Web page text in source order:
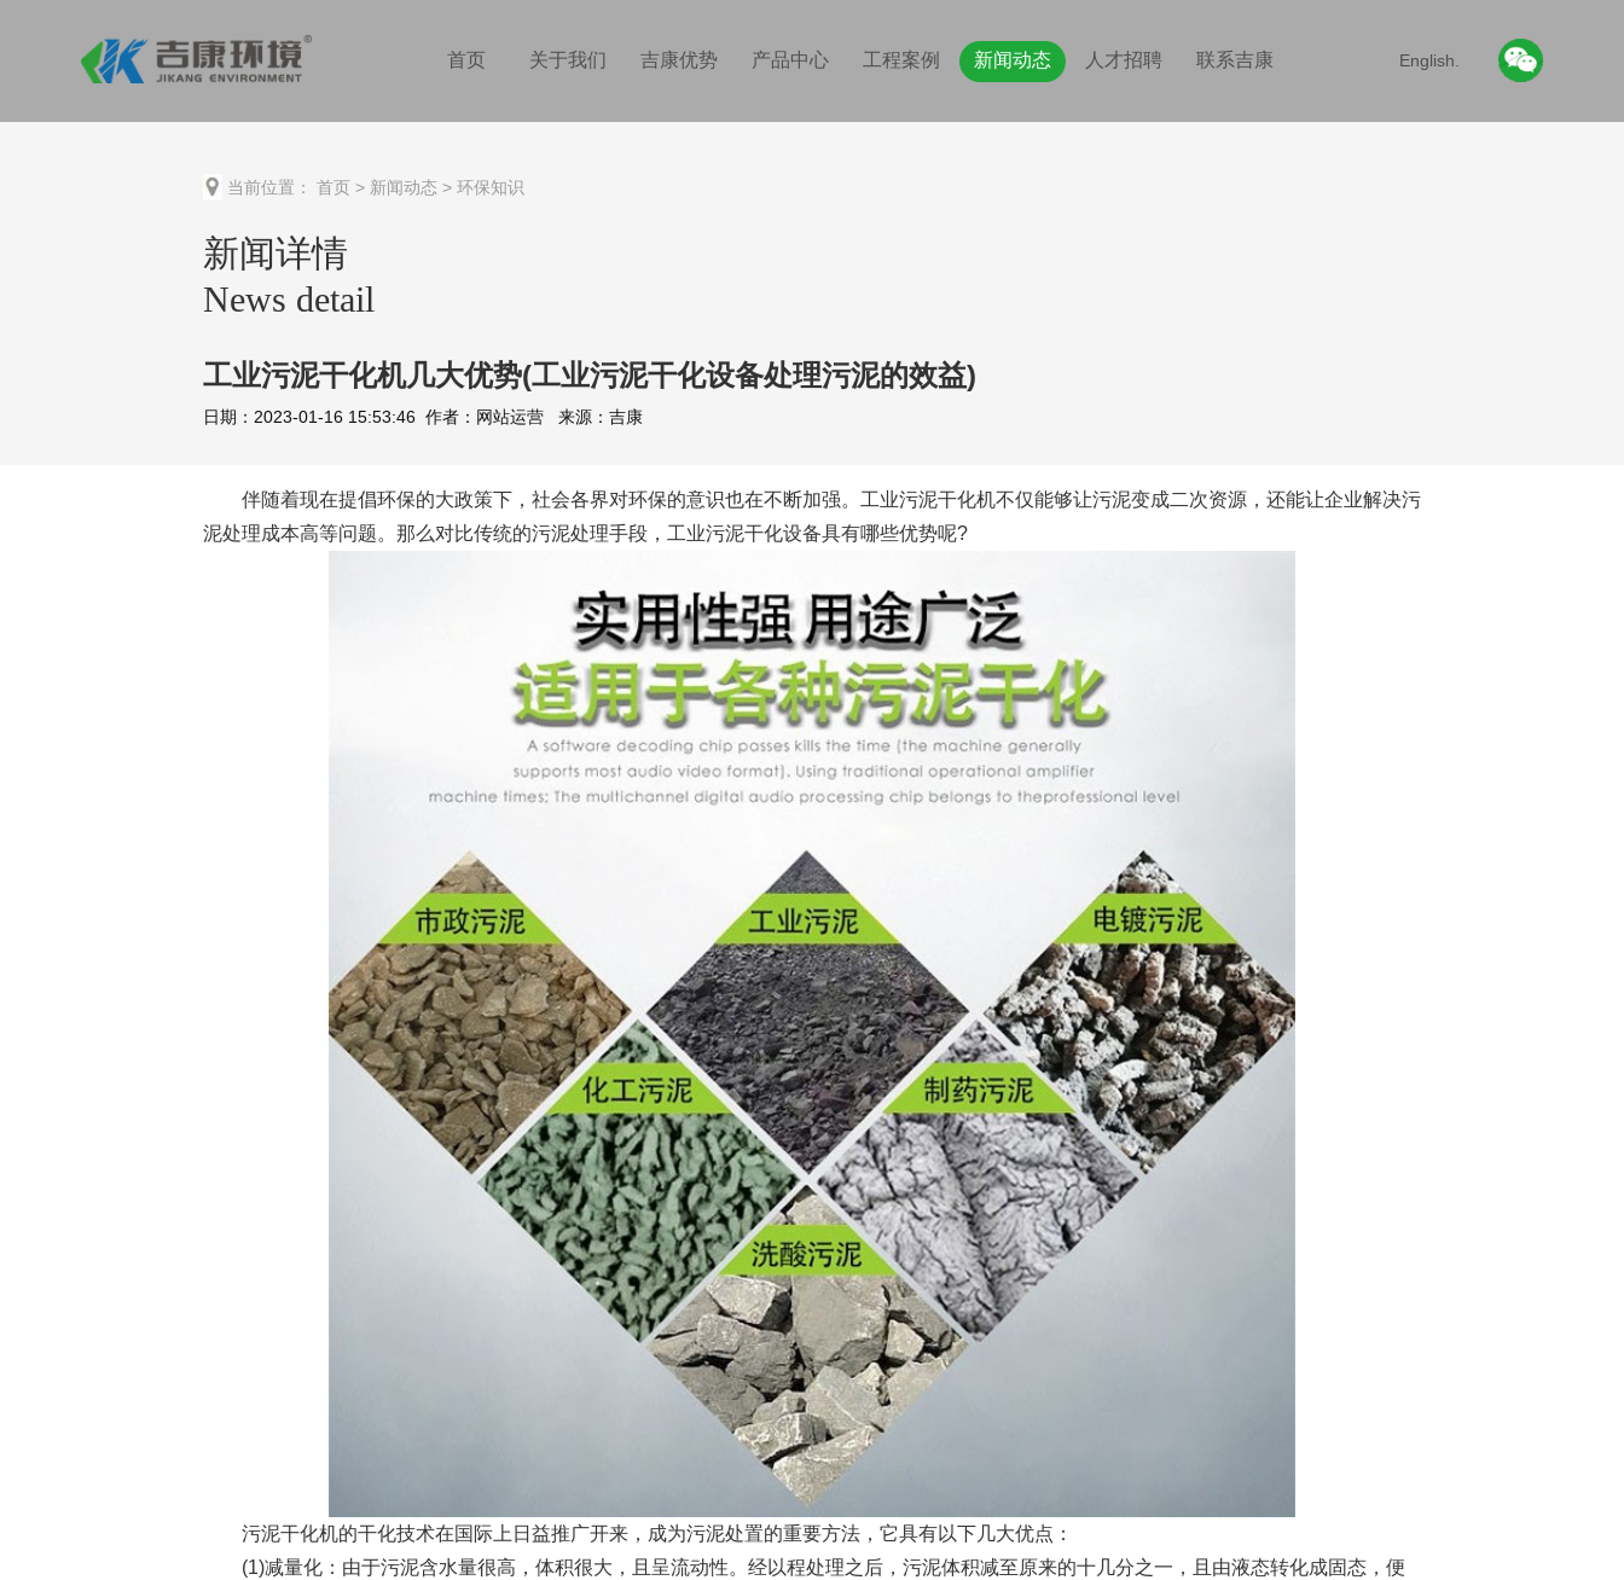
首页 关于我们 吉康优势 产品中心 工程案例 新闻动态 人才招聘 联系吉康 English.
当前位置： 首页 > 新闻动态 > 环保知识
新闻详情
News detail
工业污泥干化机几大优势(工业污泥干化设备处理污泥的效益)
日期：2023-01-16 15:53:46 作者：网站运营 来源：吉康
伴随着现在提倡环保的大政策下，社会各界对环保的意识也在不断加强。工业污泥干化机不仅能够让污泥变成二次资源，还能让企业解决污
泥处理成本高等问题。那么对比传统的污泥处理手段，工业污泥干化设备具有哪些优势呢?
污泥干化机的干化技术在国际上日益推广开来，成为污泥处置的重要方法，它具有以下几大优点：
(1)减量化：由于污泥含水量很高，体积很大，且呈流动性。经以程处理之后，污泥体积减至原来的十几分之一，且由液态转化成固态，便